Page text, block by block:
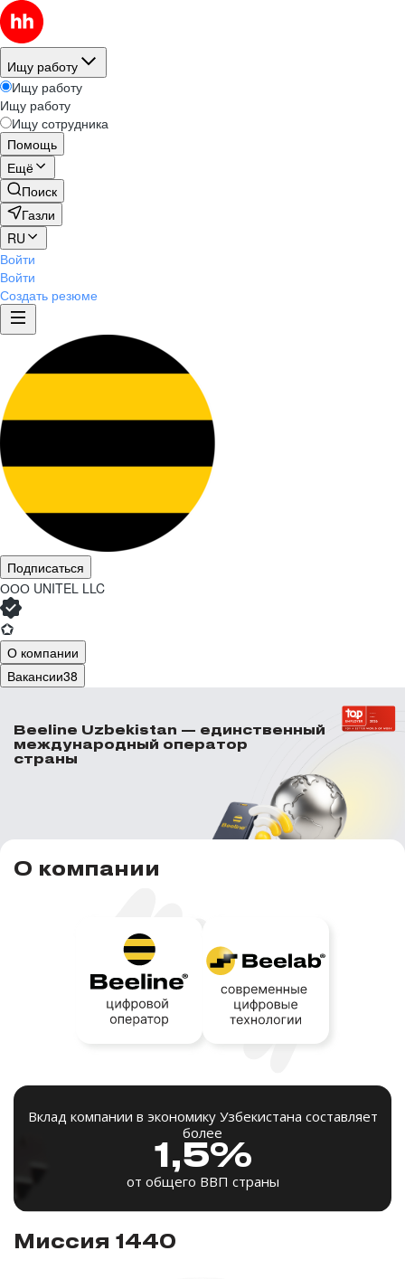
Ищу работу
Ищу работу
Ищу работу
Ищу сотрудника
Помощь
Ещё
Поиск
Газли
RU
Войти
Войти
Создать резюме
Подписаться
ООО UNITEL LLC
О компании
Вакансии38
Beeline Uzbekistan — единственный
международный оператор
страны
О компании
Вклад компании в экономику Узбекистана составляет
более
1,5%
от общего ВВП страны
Миссия 1440